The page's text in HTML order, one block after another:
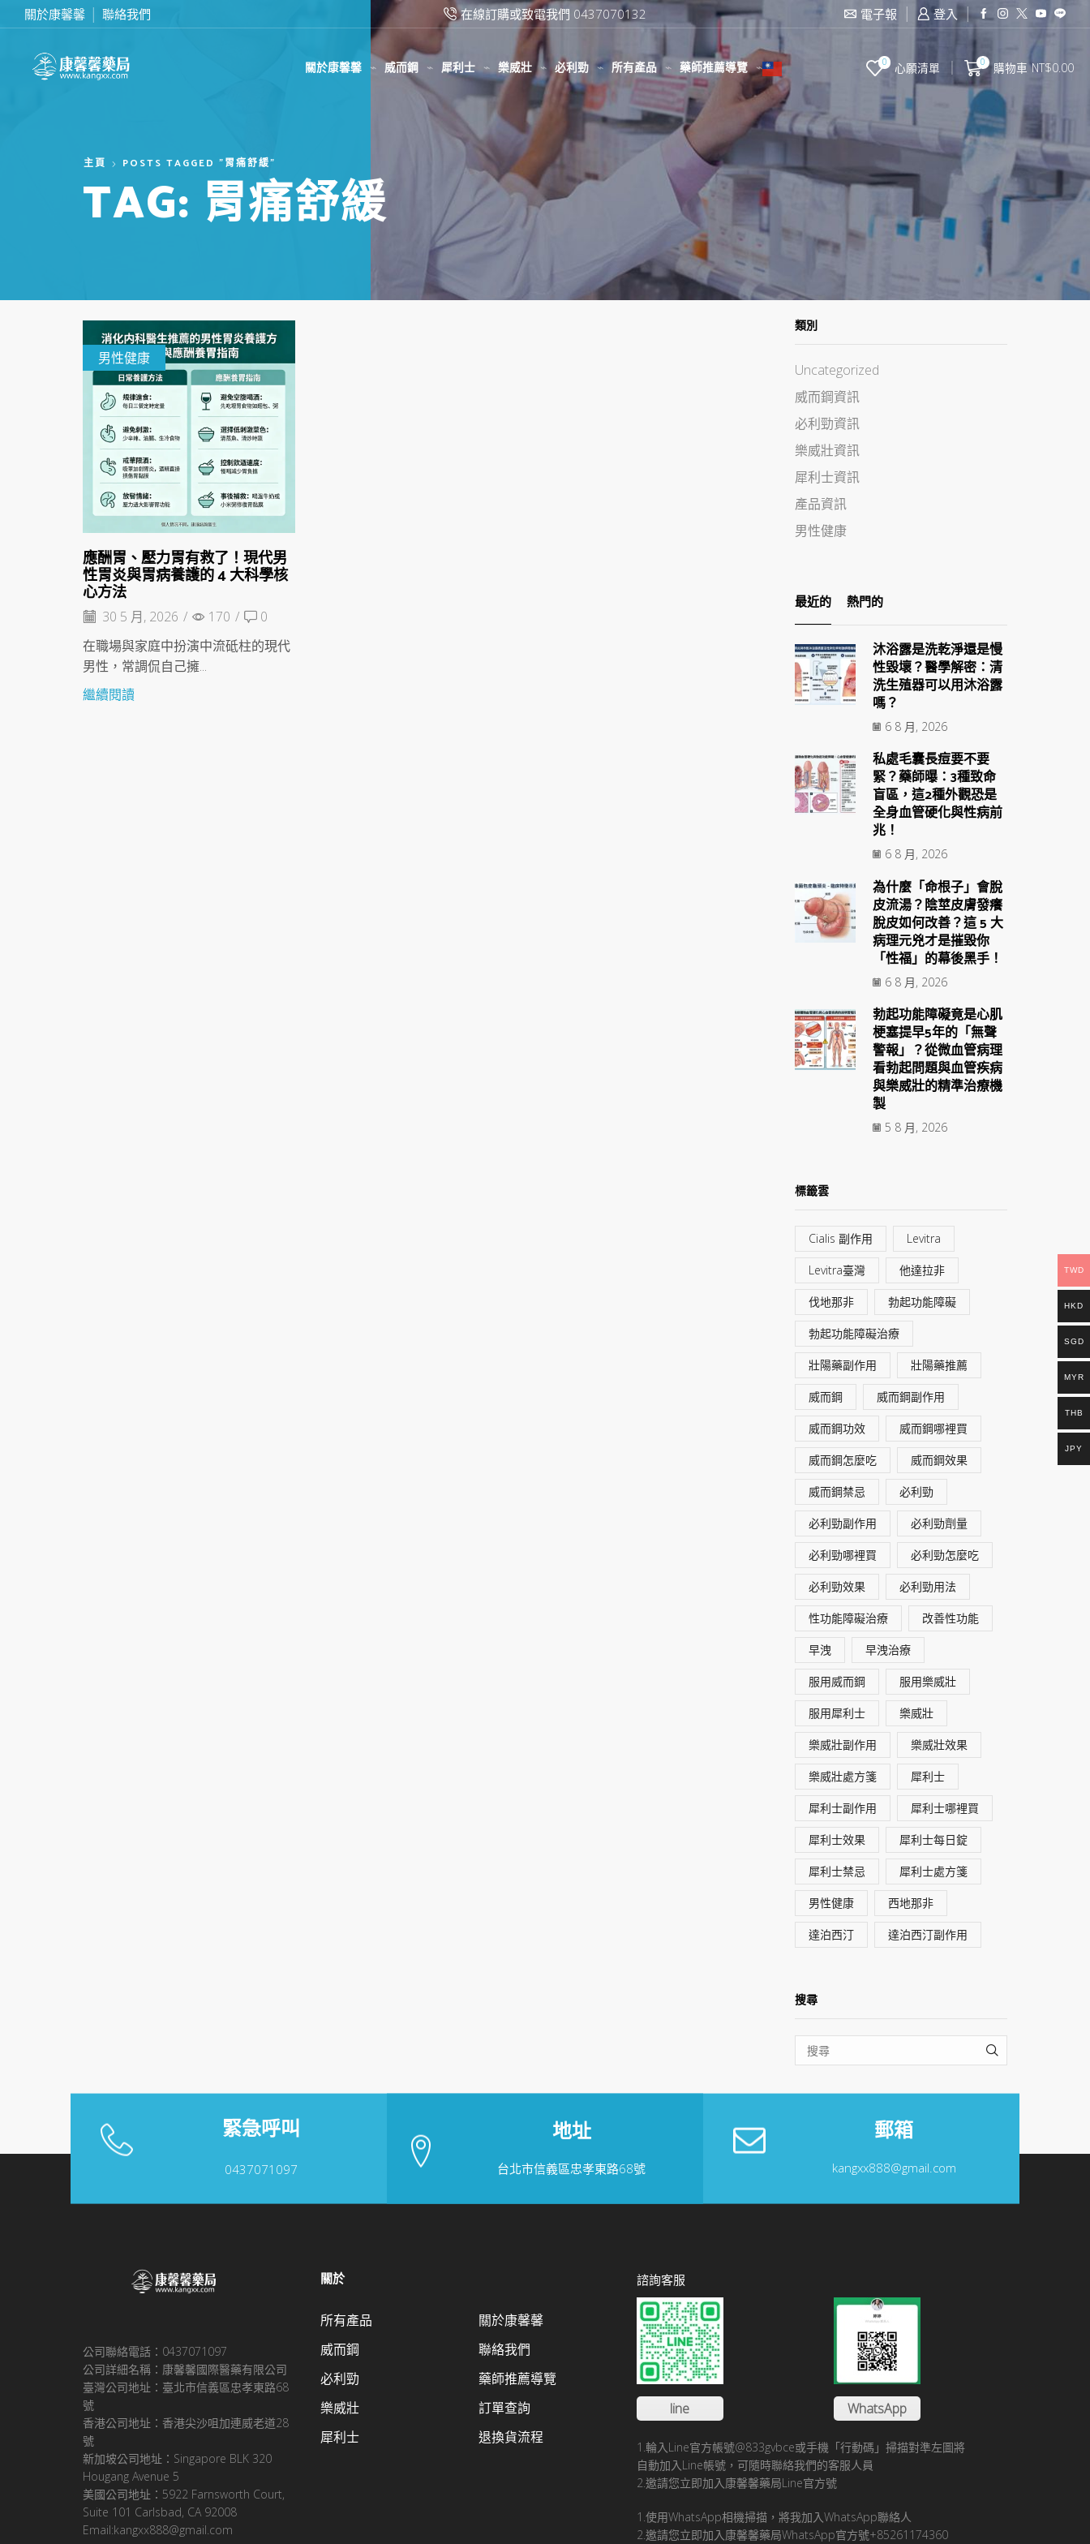
關於康馨馨 聯絡我們 在線訂購或致電我們 0437070132 滿2000台幣免運費
電子報 登入
關於康馨馨 威而鋼 犀利士 樂威壯 必利勁 所有產品 藥師推薦導覽 0 心願清單 0 購物車 NT$0.00
主頁 POSTS TAGGED "胃痛舒緩"
TAG: 胃痛舒緩
男性健康
應酬胃、壓力胃有救了！現代男
性胃炎與胃病養護的 4 大科學核
心方法
30 5 月, 2026 / 170 /
0
在職場與家庭中扮演中流砥柱的現代
男性，常調侃自己擁...
繼續閱讀
類別
Uncategorized
威而鋼資訊
必利勁資訊
樂威壯資訊
犀利士資訊
產品資訊
男性健康
最近的 熱門的
沐浴露是洗乾淨還是慢
性毀壞？醫學解密：清
洗生殖器可以用沐浴露
嗎？
6 8 月, 2026
私處毛囊長痘要不要
緊？藥師曝：3種致命
盲區，這2種外觀恐是
全身血管硬化與性病前
兆！
6 8 月, 2026
為什麼「命根子」會脫
皮流湯？陰莖皮膚發癢
脫皮如何改善？這 5 大
病理元兇才是摧毀你
「性福」的幕後黑手！
6 8 月, 2026
勃起功能障礙竟是心肌
梗塞提早5年的「無聲
警報」？從微血管病理
看勃起問題與血管疾病
與樂威壯的精準治療機
製
5 8 月, 2026
標籤雲
Cialis 副作用 Levitra
Levitra臺灣 他達拉非
伐地那非 勃起功能障礙
勃起功能障礙治療
壯陽藥副作用 壯陽藥推薦
威而鋼 威而鋼副作用
威而鋼功效 威而鋼哪裡買
威而鋼怎麼吃 威而鋼效果
威而鋼禁忌 必利勁
必利勁副作用 必利勁劑量
必利勁哪裡買 必利勁怎麼吃
必利勁效果 必利勁用法
性功能障礙治療 改善性功能
早洩 早洩治療
服用威而鋼 服用樂威壯
服用犀利士 樂威壯
樂威壯副作用 樂威壯效果
樂威壯處方箋 犀利士
犀利士副作用 犀利士哪裡買
犀利士效果 犀利士每日錠
犀利士禁忌 犀利士處方箋
男性健康 西地那非
達泊西汀 達泊西汀副作用
搜尋
SEARCH
緊急呼叫
0437071097
地址
台北市信義區忠孝東路68號
郵箱
kangxx888@gmail.com
公司聯絡電話：0437071097
公司詳細名稱：康馨馨國際醫藥有限公司
臺灣公司地址：臺北市信義區忠孝東路68
號
香港公司地址：香港尖沙咀加連威老道28
號
新加坡公司地址：Singapore BLK 320
Hougang Avenue 5
美國公司地址：5922 Farnsworth Court,
Suite 101 Carlsbad, CA 92008
Email:kangxx888@gmail.com
關於
所有產品
威而鋼
必利勁
樂威壯
犀利士
關於康馨馨
聯絡我們
藥師推薦導覽
訂單查詢
退換貨流程
諮詢客服
line WhatsApp
1.輪入Line官方帳號@833gvbce或手機「行動碼」掃描對準左圖將
自動加入Line帳號，可隨時聯絡我們的客服人員
2.邀請您立即加入康馨馨藥局Line官方號
1.使用WhatsApp相機掃描，將我加入WhatsApp聯絡人
2.邀請您立即加入康馨馨藥局WhatsApp官方號+85261174360
TWD
HKD
SGD
MYR
THB
JPY